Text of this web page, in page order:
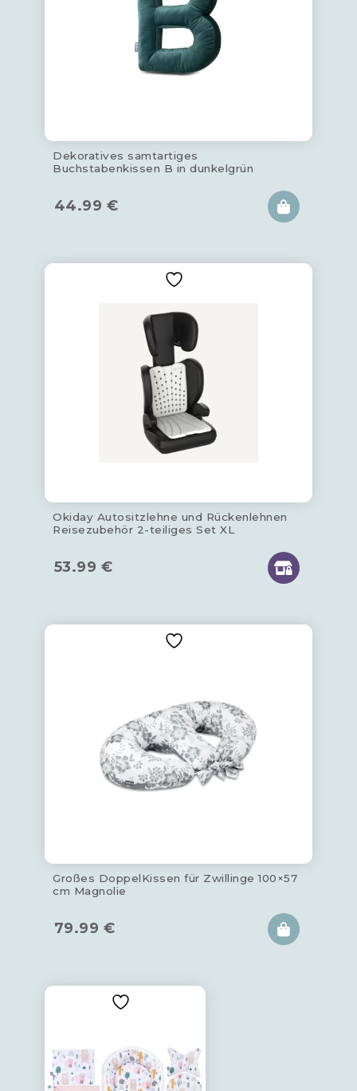
Dekoratives samtartiges
Buchstabenkissen B in dunkelgrün
44.99 €
Okiday Autositzlehne und Rückenlehnen
Reisezubehör 2-teiliges Set XL
53.99 €
Großes DoppelKissen für Zwillinge 100×57
cm Magnolie
79.99 €